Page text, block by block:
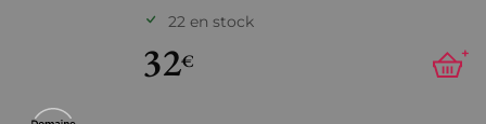
22 en stock
32€ +